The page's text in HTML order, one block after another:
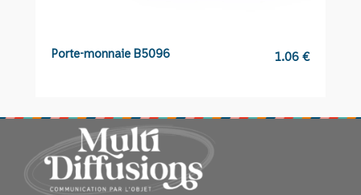
Porte-monnaie B5096 1.06€